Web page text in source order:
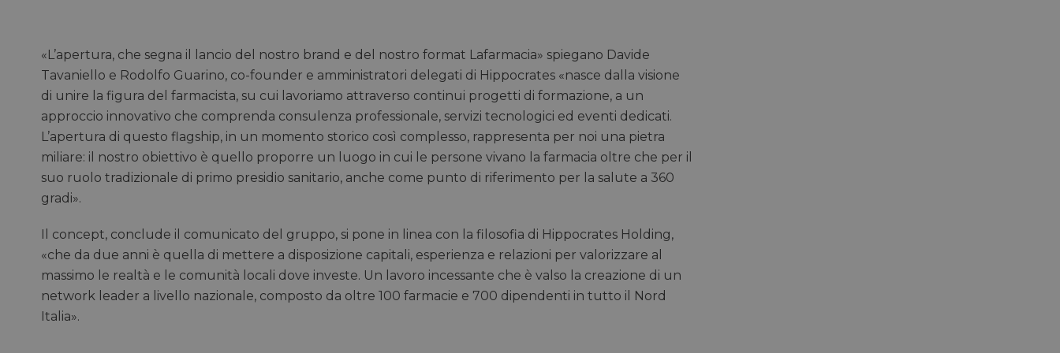
«L’apertura, che segna il lancio del nostro brand e del nostro format Lafarmacia» spiegano Davide
Tavaniello e Rodolfo Guarino, co-founder e amministratori delegati di Hippocrates «nasce dalla visione
di unire la figura del farmacista, su cui lavoriamo attraverso continui progetti di formazione, a un
approccio innovativo che comprenda consulenza professionale, servizi tecnologici ed eventi dedicati.
L’apertura di questo flagship, in un momento storico così complesso, rappresenta per noi una pietra
miliare: il nostro obiettivo è quello proporre un luogo in cui le persone vivano la farmacia oltre che per il
suo ruolo tradizionale di primo presidio sanitario, anche come punto di riferimento per la salute a 360
gradi».
Il concept, conclude il comunicato del gruppo, si pone in linea con la filosofia di Hippocrates Holding,
«che da due anni è quella di mettere a disposizione capitali, esperienza e relazioni per valorizzare al
massimo le realtà e le comunità locali dove investe. Un lavoro incessante che è valso la creazione di un
network leader a livello nazionale, composto da oltre 100 farmacie e 700 dipendenti in tutto il Nord
Italia».
YSC
Google LLC
.youtube.com
Sessione
Questo cookie è impostato da YouTube per tenere
traccia delle visualizzazioni dei video incorporati.
.youtube.com
settimane
dell'autenticazione e della personalizzazione
dell’esperienza utente
VISITOR_INFO1_LIVE
Google LLC
.youtube.com
settimane
Questo cookie è impostato da Youtube per tenere
traccia delle preferenze dell'utente per i video di
Youtube incorporati nei siti; può anche determinare se
il visitatore del sito web sta utilizzando la nuova o la
vecchia versione dell'interfaccia di Youtube.
riguardo a varie politiche e impostazioni sulla privacy,
garantendo che le loro preferenze siano onorate nelle
sessioni future.